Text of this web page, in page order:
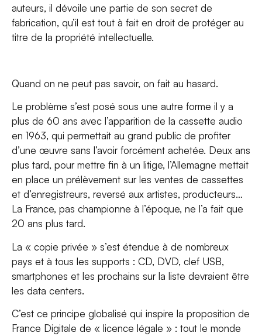
auteurs, il dévoile une partie de son secret de
fabrication, qu’il est tout à fait en droit de protéger au
titre de la propriété intellectuelle.
Quand on ne peut pas savoir, on fait au hasard.
Le problème s’est posé sous une autre forme il y a
plus de 60 ans avec l’apparition de la cassette audio
en 1963, qui permettait au grand public de profiter
d’une œuvre sans l’avoir forcément achetée. Deux ans
plus tard, pour mettre fin à un litige, l’Allemagne mettait
en place un prélèvement sur les ventes de cassettes
et d’enregistreurs, reversé aux artistes, producteurs…
La France, pas championne à l’époque, ne l’a fait que
20 ans plus tard.
La « copie privée » s’est étendue à de nombreux
pays et à tous les supports : CD, DVD, clef USB,
smartphones et les prochains sur la liste devraient être
les data centers.
C’est ce principe globalisé qui inspire la proposition de
France Digitale de « licence légale » : tout le monde